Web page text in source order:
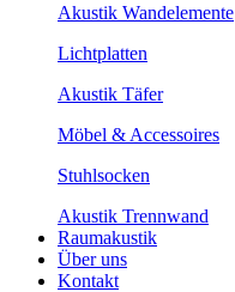
Akustik Wandelemente
Lichtplatten
Akustik Täfer
Möbel & Accessoires
Stuhlsocken
Akustik Trennwand
Raumakustik
Über uns
Kontakt